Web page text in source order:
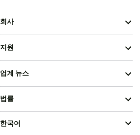
회사
지원
업계 뉴스
법률
한국어